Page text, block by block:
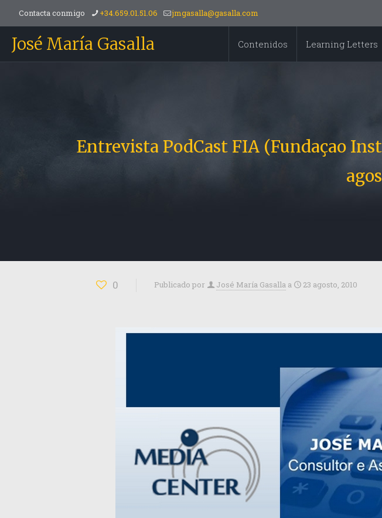
Contacta conmigo +34.659.01.51.06 jmgasalla@gasalla.com
José María Gasalla Contenidos Learning Letters
Entrevista PodCast FIA (Fundaçao
0 Publicado por José María Gasalla a 23 agosto, 2010